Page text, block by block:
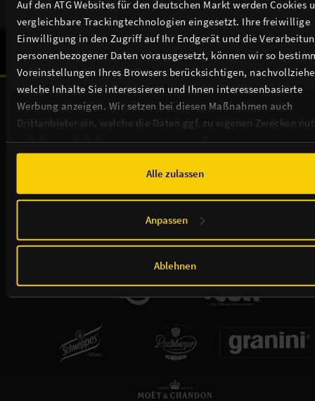
Auf den ATG Websites für den deutschen Markt werden Cookies
vergleichbare Trackingtechnologien eingesetzt. Ihre freiwillige
Einwilligung in den Zugriff auf Ihr Endgerät und die
personenbezogener Daten vorausgesetzt, können wir so
Voreinstellungen Ihres Browsers berücksichtigen,
welche Inhalte Sie interessieren und Ihnen interessenbasierte
Werbung anzeigen. Wir setzen bei diesen Maßnahmen auch
Drittanbieter ein, welche die Daten ggf. zu eigenen Zwecken
und diese möglicherweise mit weiteren Daten zusammen
führen. Weitere Informationen, insbesondere zur Speicherdauer,
Cookie-Erklärungsowie zur Verarbeitung,
insbesondere zu Ihren Widerrufsmöglichkeiten und weiteren
Alle zulassen
Anpassen
Ablehnen
NEWSLETTER
Unsere Sponsoren & Partnerschaften: